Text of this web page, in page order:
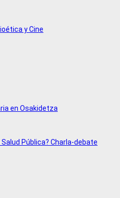
y Cine
en Osakidetza
Pública? Charla-debate